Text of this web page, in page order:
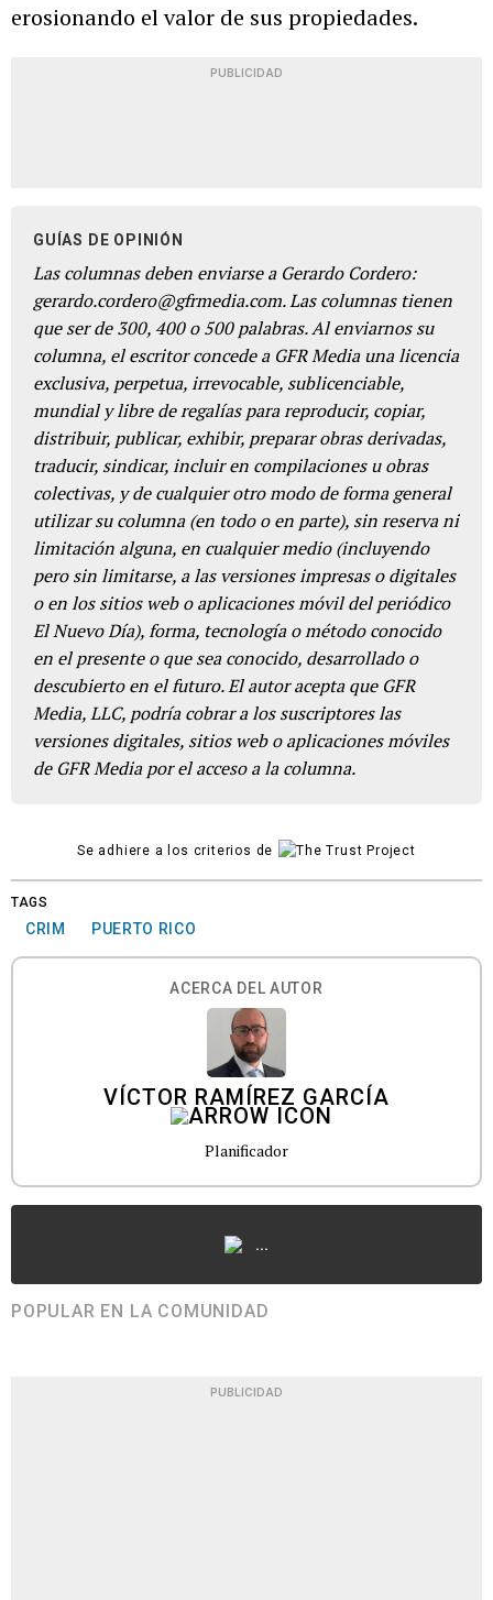
erosionando el valor de sus propiedades.
PUBLICIDAD
GUÍAS DE OPINIÓN
Las columnas deben enviarse a Gerardo Cordero:
gerardo.cordero@gfrmedia.com. Las columnas tienen
que ser de 300, 400 o 500 palabras. Al enviarnos su
columna, el escritor concede a GFR Media una licencia
exclusiva, perpetua, irrevocable, sublicenciable,
mundial y libre de regalías para reproducir, copiar,
distribuir, publicar, exhibir, preparar obras derivadas,
traducir, sindicar, incluir en compilaciones u obras
colectivas, y de cualquier otro modo de forma general
utilizar su columna (en todo o en parte), sin reserva ni
limitación alguna, en cualquier medio (incluyendo
pero sin limitarse, a las versiones impresas o digitales
o en los sitios web o aplicaciones móvil del periódico
El Nuevo Día), forma, tecnología o método conocido
en el presente o que sea conocido, desarrollado o
descubierto en el futuro. El autor acepta que GFR
Media, LLC, podría cobrar a los suscriptores las
versiones digitales, sitios web o aplicaciones móviles
de GFR Media por el acceso a la columna.
Se adhiere a los criterios de
TAGS
CRIM PUERTO RICO
ACERCA DEL AUTOR
VÍCTOR RAMÍREZ GARCÍA
Planificador
...
POPULAR EN LA COMUNIDAD
PUBLICIDAD